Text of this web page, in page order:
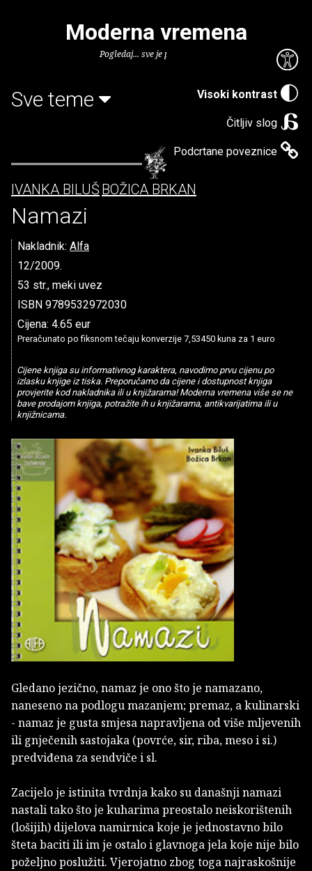
Visoki kontrast
Čitljiv slog
Podcrtane poveznice
Moderna vremena
Pogledaj... sve je puno knjiga.
Sve teme
IVANKA BILUŠ BOŽICA BRKAN
Namazi
Nakladnik: Alfa
12/2009.
53 str., meki uvez
ISBN 9789532972030
Cijena: 4.65 eur
Preračunato po fiksnom tečaju konverzije 7,53450 kuna za 1 euro
Cijene knjiga su informativnog karaktera, navodimo prvu cijenu po
izlasku knjige iz tiska. Preporučamo da cijene i dostupnost knjiga
provjerite kod nakladnika ili u knjižarama! Moderna vremena više se ne
bave prodajom knjiga, potražite ih u knjižarama, antikvarijatima ili u
knjižnicama.
Gledano jezično, namaz je ono što je namazano,
naneseno na podlogu mazanjem; premaz, a kulinarski
- namaz je gusta smjesa napravljena od više mljevenih
ili gnječenih sastojaka (povrće, sir, riba, meso i si.)
predviđena za sendviče i sl.
Zacijelo je istinita tvrdnja kako su današnji namazi
nastali tako što je kuharima preostalo neiskorištenih
(lošijih) dijelova namirnica koje je jednostavno bilo
šteta baciti ili im je ostalo i glavnoga jela koje nije bilo
poželjno poslužiti. Vjerojatno zbog toga najraskošnije